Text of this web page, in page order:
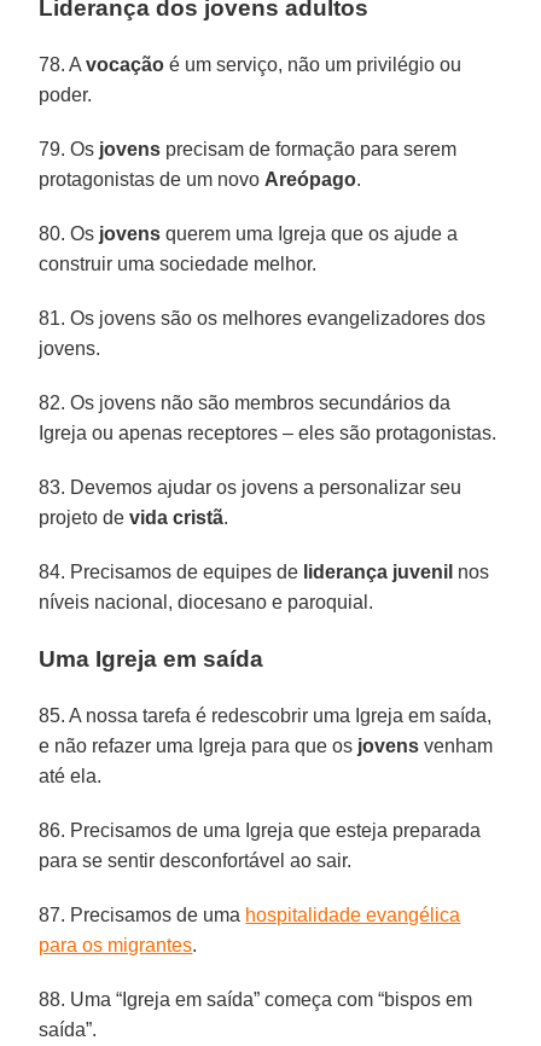
Liderança dos jovens adultos
78. Avocação é um serviço, não um privilégio ou
poder.
79. Os jovens precisam de formação para serem
protagonistas de um novo Areópago.
80. Os jovens querem uma Igreja que os ajude a
construir uma sociedade melhor.
81. Os jovens são os melhores evangelizadores dos
jovens.
82. Os jovens não são membros secundários da
Igreja ou apenas receptores – eles são protagonistas.
83. Devemos ajudar os jovens a personalizar seu
projeto devida cristã.
84. Precisamos de equipes de liderança juvenil nos
níveis nacional, diocesano e paroquial.
Uma Igreja em saída
85. A nossa tarefa é redescobrir uma Igreja em saída,
e não refazer uma Igreja para que os jovens venham
até ela.
86. Precisamos de uma Igreja que esteja preparada
para se sentir desconfortável ao sair.
87. Precisamos de uma hospitalidade evangélica
para os migrantes.
88. Uma “Igreja em saída” começa com “bispos em
saída”.